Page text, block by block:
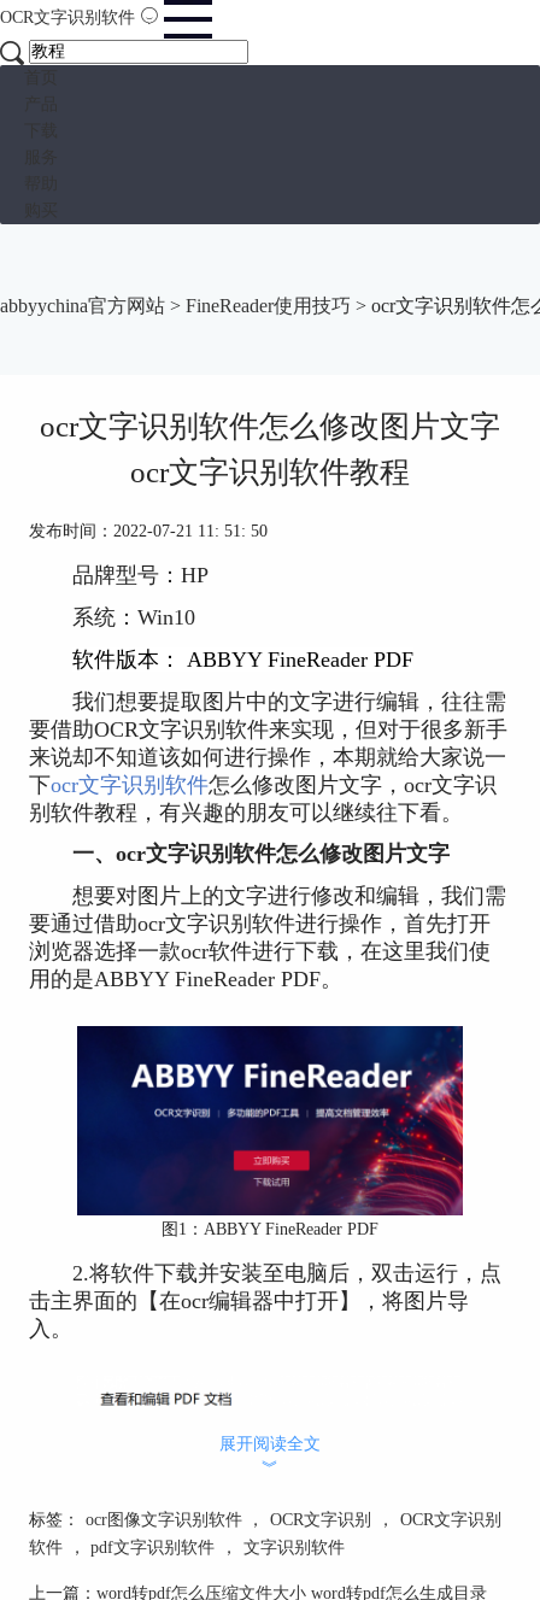
OCR文字识别软件
abbyychina官方网站 > FineReader使用技巧 > ocr文字识别软件怎
ocr文字识别软件怎么修改图片文字
ocr文字识别软件教程
发布时间：2022-07-21 11: 51: 50
品牌型号：HP
系统：Win10
软件版本： ABBYY FineReader PDF
我们想要提取图片中的文字进行编辑，往往需
要借助OCR文字识别软件来实现，但对于很多新手
来说却不知道该如何进行操作，本期就给大家说一
下ocr文字识别软件怎么修改图片文字，ocr文字识
别软件教程，有兴趣的朋友可以继续往下看。
一、ocr文字识别软件怎么修改图片文字
想要对图片上的文字进行修改和编辑，我们需
要通过借助ocr文字识别软件进行操作，首先打开
浏览器选择一款ocr软件进行下载，在这里我们使
用的是ABBYY FineReader PDF。
图1：ABBYY FineReader PDF
2.将软件下载并安装至电脑后，双击运行，点
击主界面的【在ocr编辑器中打开】，将图片导
入。
展开阅读全文
︾
标签： ocr图像文字识别软件 ， OCR文字识别 ，
OCR文字识别
软件
， pdf文字识别软件 ， 文字识别软件
上一篇： word转pdf怎么压缩文件大小 word转pdf怎么生成目录